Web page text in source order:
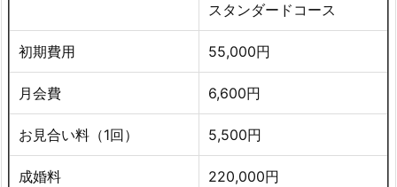
スタンダードコース
初期費用 55,000円
月会費 6,600円
お見合い料（1回） 5,500円
成婚料 220,000円